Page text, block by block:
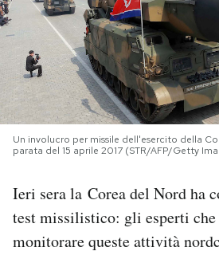
PODCAST
NEWSLETTER
I MIEI PREFERITI
SHOP
CALENDARIO
Un involucro per missile dell'esercito della
parata del 15 aprile 2017 (STR/AFP/Getty
Ieri sera la Corea del Nord ha
test missilistico: gli esperti che
monitorare queste attività